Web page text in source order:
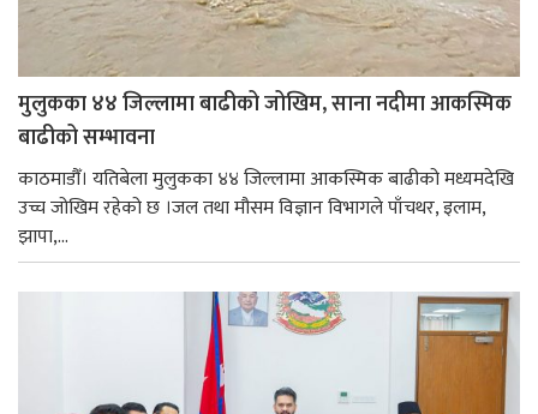
मुलुकका ४४ जिल्लामा बाढीको जोखिम, साना नदीमा आकस्मिक
बाढीको सम्भावना
काठमाडौँ। यतिबेला मुलुकका ४४ जिल्लामा आकस्मिक बाढीको मध्यमदेखि
उच्च जोखिम रहेको छ ।जल तथा मौसम विज्ञान विभागले पाँचथर, इलाम,
झापा,...